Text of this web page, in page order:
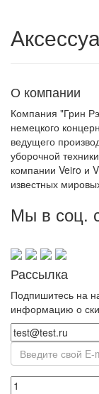
О компании
Компания "Грин
немецкого
ведущего
уборочной
компании Veiro и
известных
Мы в соц.
Рассылка
Подпишитесь на
информацию о